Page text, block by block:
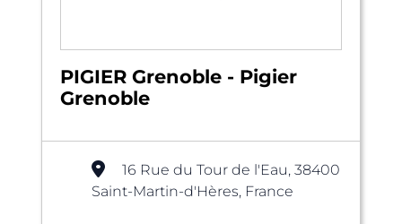
PIGIER Grenoble - Pigier
Grenoble
16 Rue du Tour de l'Eau, 38400
Saint-Martin-d'Hères, France